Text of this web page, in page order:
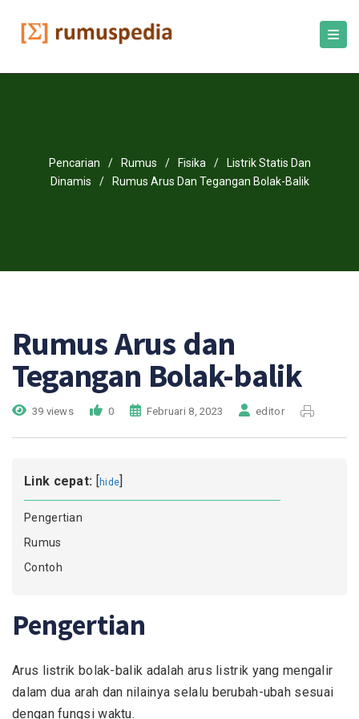
Pencarian / Rumus / Fisika /
Listrik Statis Dan
Dinamis
/ Rumus Arus Dan Tegangan Bolak-Balik
Rumus Arus dan
Tegangan Bolak-balik
39 views 0 Februari 8, 2023 editor
Link cepat: [hide]
Pengertian
Rumus
Contoh
Pengertian
Arus listrik bolak-balik adalah arus listrik yang mengalir
dalam dua arah dan nilainya selalu berubah-ubah sesuai
dengan fungsi waktu.